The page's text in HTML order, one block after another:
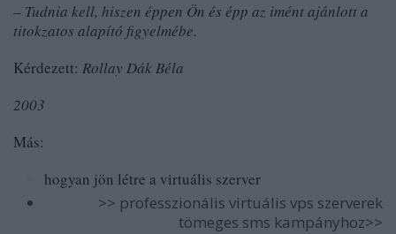
– Tudnia kell, hiszen éppen Ön és épp az imént ajánlott a
titokzatos alapító figyelmébe.
Kérdezett: Rollay Dák Béla
2003
Más:
hogyan jön létre a virtuális szerver
>> professzionális virtuális vps szerverek
tömeges sms kampányhoz>>